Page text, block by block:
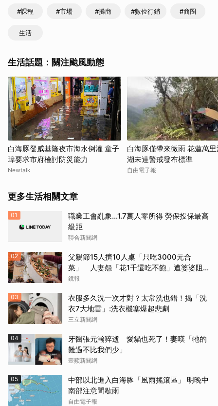
#課程 #市場 #攤商 #數位行銷 #商圈
生活
生活話題：關注颱風動態
白海豚發威基隆夜市海水倒灌 童子
瑋要求市府檢討防災能力
Newtalk
白海豚僅帶來微雨 花蓮萬
湖未達警戒發布標準
自由電子報
更多生活相關文章
01
職業工會亂象…1.7萬人零所得 勞保投保最高
級距
聯合新聞網
02
父親節15人擠10人桌「只吃3000元合
菜」 人妻怨「花1千還吃不飽」遭婆婆阻加
菜
鏡報
03
衣服多久洗一次才對？太常洗也錯！揭「洗
衣7大地雷」:洗衣機塞爆超悲劇
三立新聞網
04
牙醫張元瀚猝逝 愛貓也死了！妻嘆「牠的
難過不比我們少」
壹蘋新聞網
05
中部以北進入白海豚「風雨搖滾區」 明晚中
南部注意間歇雨
自由電子報